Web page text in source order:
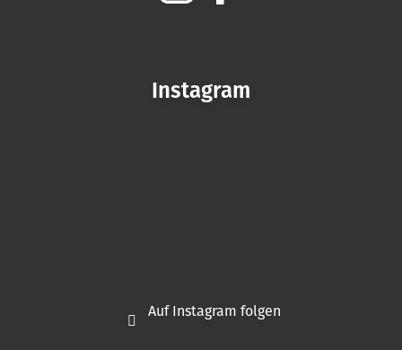
Instagram
Auf Instagram folgen